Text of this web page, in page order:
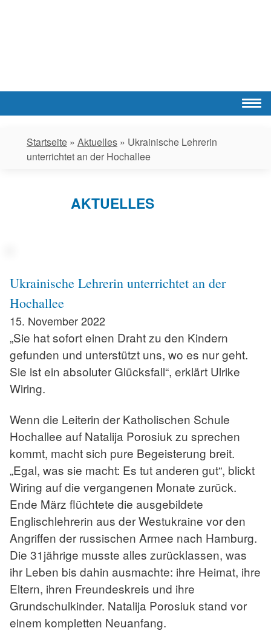
Startseite » Aktuelles » Ukrainische Lehrerin
unterrichtet an der Hochallee
AKTUELLES
Ukrainische Lehrerin unterrichtet an der
Hochallee
15. November 2022
„Sie hat sofort einen Draht zu den Kindern
gefunden und unterstützt uns, wo es nur geht.
Sie ist ein absoluter Glücksfall“, erklärt Ulrike
Wiring.
Wenn die Leiterin der Katholischen Schule
Hochallee auf Natalija Porosiuk zu sprechen
kommt, macht sich pure Begeisterung breit.
„Egal, was sie macht: Es tut anderen gut“, blickt
Wiring auf die vergangenen Monate zurück.
Ende März flüchtete die ausgebildete
Englischlehrerin aus der Westukraine vor den
Angriffen der russischen Armee nach Hamburg.
Die 31jährige musste alles zurücklassen, was
ihr Leben bis dahin ausmachte: ihre Heimat, ihre
Eltern, ihren Freundeskreis und ihre
Grundschulkinder. Natalija Porosiuk stand vor
einem kompletten Neuanfang.